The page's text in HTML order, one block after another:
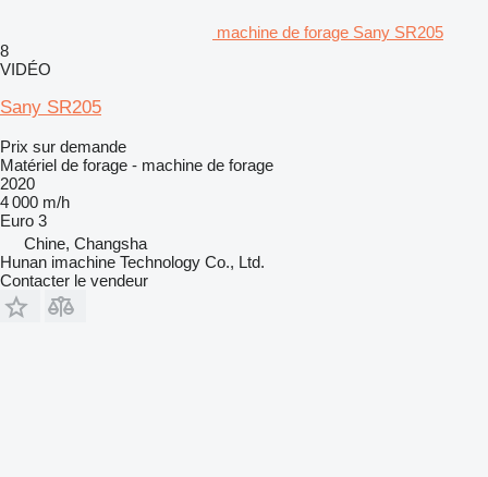
machine de forage Sany SR205
8
VIDÉO
Sany SR205
Prix sur demande
Matériel de forage - machine de forage
2020
4 000 m/h
Euro 3
Chine, Changsha
Hunan imachine Technology Co., Ltd.
Contacter le vendeur